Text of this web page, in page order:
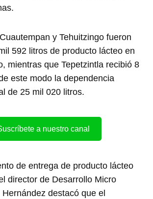
y Tehuitzingo fueron
592 litros de producto lácteo en
mientras que Tepetzintla recibió 8
este modo la dependencia
de 25 mil 020 litros.
a nuestro canal
de entrega de producto lácteo
director de Desarrollo Micro
destacó que el